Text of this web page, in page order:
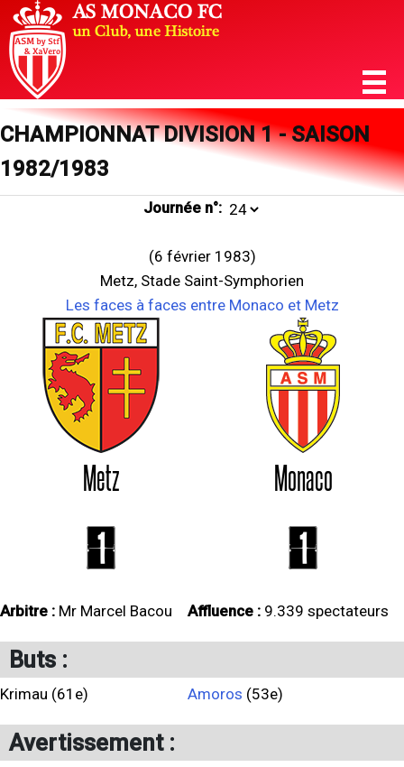
CHAMPIONNAT DIVISION 1 - SAISON
1982/1983
Journée n°:
(6 février 1983)
Metz, Stade Saint-Symphorien
Les faces à faces entre Monaco et Metz
Metz Monaco
1 1
Arbitre : Mr Marcel Bacou Affluence : 9.339 spectateurs
Buts :
Krimau (61e) Amoros (53e)
Avertissement :